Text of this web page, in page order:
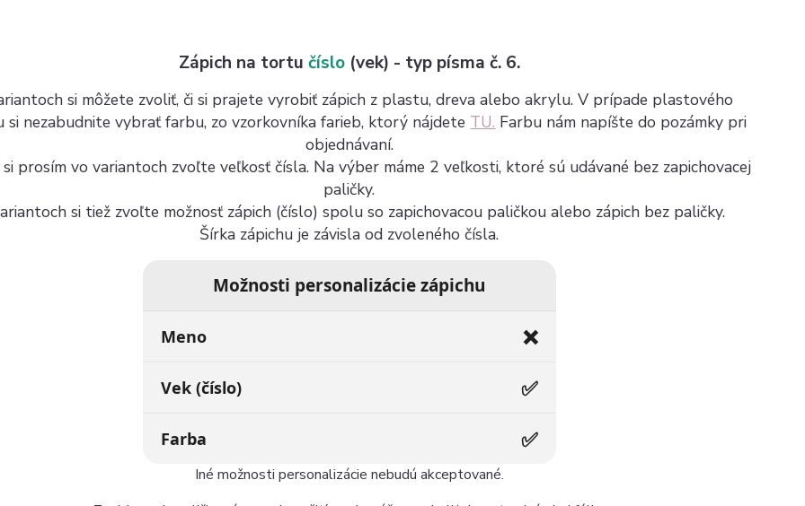
Zápich na tortu číslo (vek) - typ písma č. 6.
si môžete zvoliť, či si prajete vyrobiť zápich z plastu, dreva alebo akrylu. V prípade plastového
si nezabudnite vybrať farbu, zo vzorkovníka farieb, ktorý nájdete TU. Farbu nám napíšte do pozámky pri
objednávaní.
prosím vo variantoch zvoľte veľkosť čísla. Na výber máme 2 veľkosti, ktoré sú udávané bez zapichovacej
paličky.
si tiež zvoľte možnosť zápich (číslo) spolu so zapichovacou paličkou alebo zápich bez paličky.
Šírka zápichu je závisla od zvoleného čísla.
Možnosti personalizácie zápichu
Meno ❌
Vek (číslo) ✅
Farba ✅
Iné možnosti personalizácie nebudú akceptované.